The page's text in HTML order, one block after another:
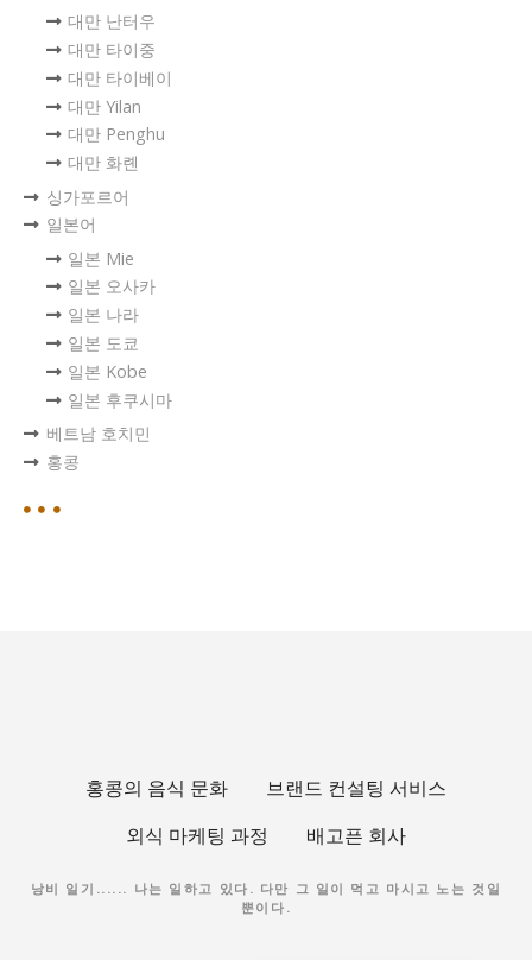
대만 난터우
대만 타이중
대만 타이베이
대만 Yilan
대만 Penghu
대만 화롄
싱가포르어
일본어
일본 Mie
일본 오사카
일본 나라
일본 도쿄
일본 Kobe
일본 후쿠시마
베트남 호치민
홍콩
홍콩의 음식 문화
브랜드 컨설팅 서비스
외식 마케팅 과정
배고픈 회사
낭비 일기...... 나는 일하고 있다. 다만 그 일이 먹고 마시고 노는 것일
뿐이다.
Japanese